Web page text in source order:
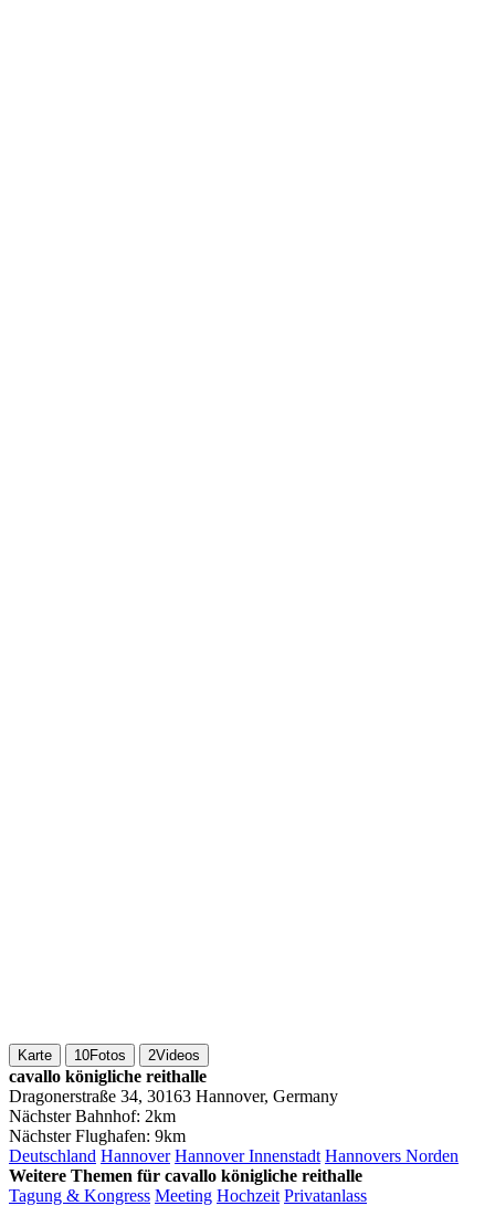
Karte 10Fotos 2Videos
cavallo königliche reithalle
Dragonerstraße 34, 30163 Hannover, Germany
Nächster Bahnhof: 2km
Nächster Flughafen: 9km
Deutschland Hannover Hannover Innenstadt Hannovers Norden
Weitere Themen für cavallo königliche reithalle
Tagung & Kongress Meeting Hochzeit Privatanlass